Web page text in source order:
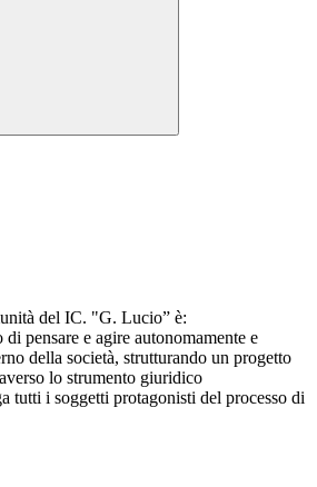
del IC. "G. Lucio” è:
pensare e agire autonomamente e
della società, strutturando un progetto
lo strumento giuridico
tutti i soggetti protagonisti del processo di